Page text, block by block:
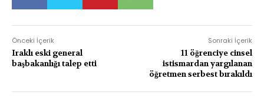
Önceki İçerik
Iraklı eski general
başbakanlığı talep etti
Sonraki İçerik
11 öğrenciye cinsel
istismardan yargılanan
öğretmen serbest bırakıldı